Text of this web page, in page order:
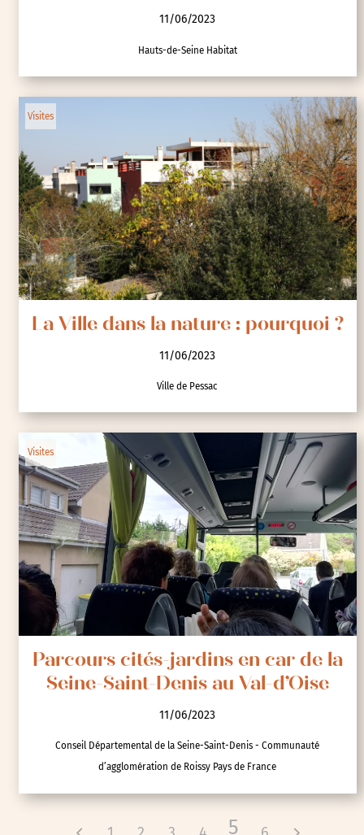
11/06/2023
Hauts-de-Seine Habitat
Visites
La Ville dans la nature : pourquoi ?
11/06/2023
Ville de Pessac
Visites
Parcours cités-jardins en car de la
Seine-Saint-Denis au Val-d’Oise
11/06/2023
Conseil Départemental de la Seine-Saint-Denis - Communauté
d’agglomération de Roissy Pays de France
5